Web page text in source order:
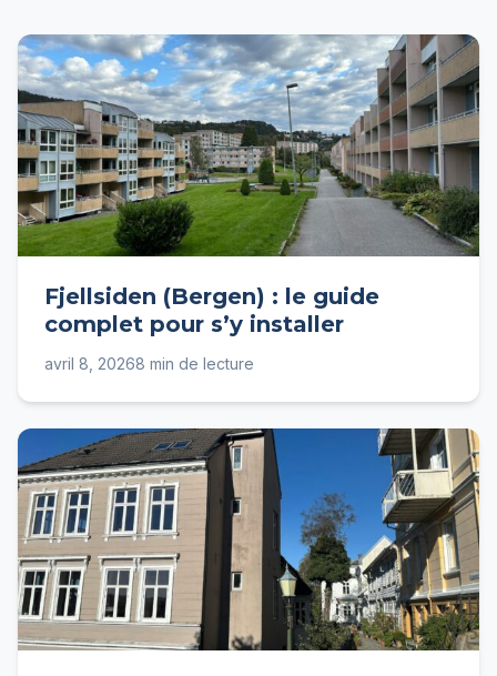
Fjellsiden (Bergen) : le guide
complet pour s’y installer
avril 8, 20268 min de lecture